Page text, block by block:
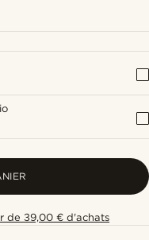
de 39,00 € d'achats